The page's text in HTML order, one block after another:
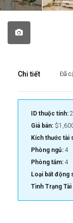
Chi tiết Đã
ID thuộc tính:
Giá bán:
Kích thước tài
Phòng ngủ: 4
Phòng tắm: 4
Loại bất động
Tình Trạng Tài